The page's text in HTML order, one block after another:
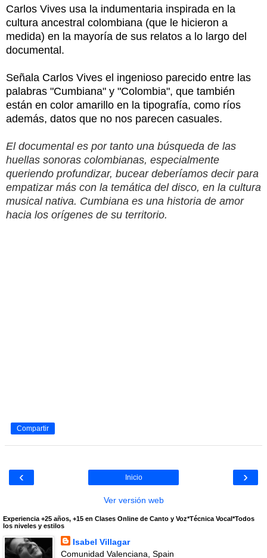
Carlos Vives usa la indumentaria inspirada en la
cultura ancestral colombiana (que le hicieron a
medida) en la mayoría de sus relatos a lo largo del
documental.
Señala Carlos Vives el ingenioso parecido entre las
palabras "Cumbiana" y "Colombia", que también
están en color amarillo en la tipografía, como ríos
además, datos que no nos parecen casuales.
El documental es por tanto una búsqueda de las
huellas sonoras colombianas, especialmente
queriendo profundizar, bucear deberíamos decir para
empatizar más con la temática del disco, en la cultura
musical nativa. Cumbiana es una historia de amor
hacia los orígenes de su territorio.
Compartir
‹ ›
Inicio
Ver versión web
Experiencia +25 años, +15 en Clases Online de Canto y Voz*Técnica Vocal*Todos
los niveles y estilos
Isabel Villagar
Comunidad Valenciana, Spain